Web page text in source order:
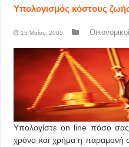
Υπολογισμός κόστους
15 Μαΐου, 2005
Υπολογίστε on line πόσο σας
χρόνο και χρήμα η παραμονή